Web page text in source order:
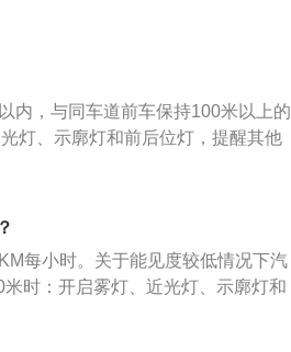
等低能见度气象条件时，如果能见
气象条件时，如果能见度小于50
出口尽快驶离高速公路。
内，与同车道前车保持100米以上的
灯、示廓灯和前后位灯，提醒其他
及允许最高车速：小于500米大于2
启近光灯、示宽灯和前后雾灯，时
距。小于100米大于50米：必须开
40km/h，保持50米以上的行车间
已进入高速公路的车辆，必须按规
公里。高速的简介：高速，指高级
每小时。关于能见度较低情况下汽
时：开启雾灯、近光灯、示廓灯和
车道前车保持100米以上的距离。